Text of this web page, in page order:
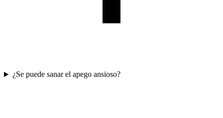
¿Se puede sanar el apego ansioso?